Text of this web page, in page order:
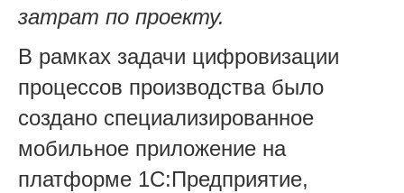
затрат по проекту.
В рамках задачи цифровизации
процессов производства было
создано специализированное
мобильное приложение на
платформе 1С:Предприятие,